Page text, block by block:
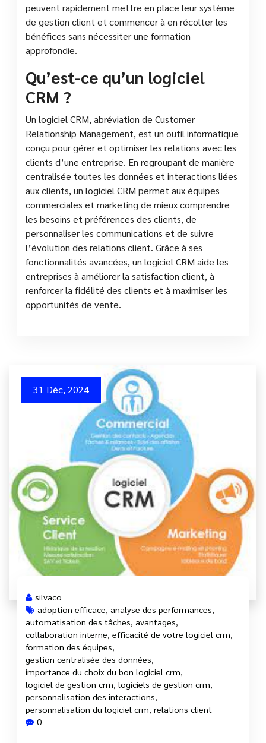
peuvent rapidement mettre en place leur système
de gestion client et commencer à en récolter les
bénéfices sans nécessiter une formation
approfondie.
Qu’est-ce qu’un logiciel
CRM ?
Un logiciel CRM, abréviation de Customer
Relationship Management, est un outil informatique
conçu pour gérer et optimiser les relations avec les
clients d’une entreprise. En regroupant de manière
centralisée toutes les données et interactions liées
aux clients, un logiciel CRM permet aux équipes
commerciales et marketing de mieux comprendre
les besoins et préférences des clients, de
personnaliser les communications et de suivre
l’évolution des relations client. Grâce à ses
fonctionnalités avancées, un logiciel CRM aide les
entreprises à améliorer la satisfaction client, à
renforcer la fidélité des clients et à maximiser les
opportunités de vente.
31 Déc, 2024
silvaco
adoption efficace, analyse des performances,
automatisation des tâches, avantages,
collaboration interne, efficacité de votre logiciel crm,
formation des équipes,
gestion centralisée des données,
importance du choix du bon logiciel crm,
logiciel de gestion crm, logiciels de gestion crm,
personnalisation des interactions,
personnalisation du logiciel crm, relations client
0